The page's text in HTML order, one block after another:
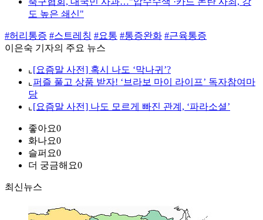
도 높은 쇄신"
#허리통증 #스트레칭 #요통 #통증완화 #근육통증
이은숙 기자의 주요 뉴스
⌞ [요즘말 사전] 혹시 나도 ‘막나귀’?
⌞ 퍼즐 풀고 상품 받자! ‘브라보 마이 라이프’ 독자참여마
당
⌞ [요즘말 사전] 나도 모르게 빠진 관계, ‘파라소셜’
좋아요0
화나요0
슬퍼요0
더 궁금해요0
최신뉴스